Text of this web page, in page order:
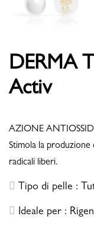
DERMA
Activ
AZIONE
Stimola la produzione
radicali liberi.
Tipo di pelle :
Ideale per :